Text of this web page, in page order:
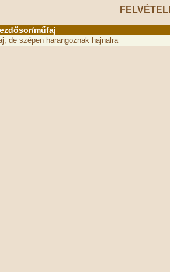
műfaj
de szépen harangoznak hajnalra